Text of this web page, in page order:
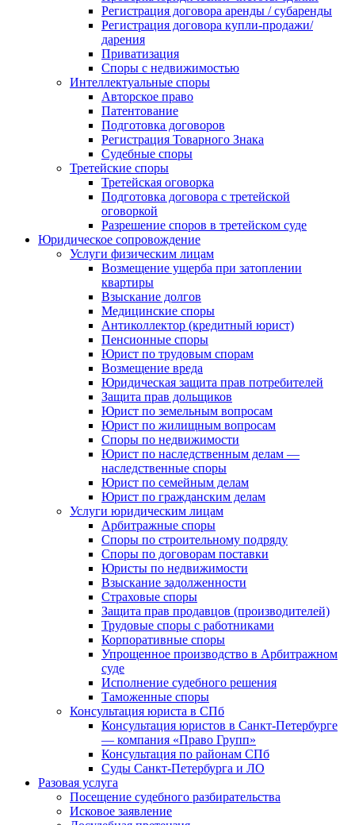
Регистрация договора аренды / субаренды
Регистрация договора купли-продажи/
дарения
Приватизация
Cпоры с недвижимостью
Интеллектуальные споры
Авторское право
Патентование
Подготовка договоров
Регистрация Товарного Знака
Судебные споры
Третейские споры
Третейская оговорка
Подготовка договора с третейской
оговоркой
Разрешение споров в третейском суде
Юридическое сопровождение
Услуги физическим лицам
Возмещение ущерба при затоплении
квартиры
Взыскание долгов
Медицинские споры
Антиколлектор (кредитный юрист)
Пенсионные споры
Юрист по трудовым спорам
Возмещение вреда
Юридическая защита прав потребителей
Защита прав дольщиков
Юрист по земельным вопросам
Юрист по жилищным вопросам
Споры по недвижимости
Юрист по наследственным делам —
наследственные споры
Юрист по семейным делам
Юрист по гражданским делам
Услуги юридическим лицам
Арбитражные споры
Споры по строительному подряду
Споры по договорам поставки
Юристы по недвижимости
Взыскание задолженности
Страховые споры
Защита прав продавцов (производителей)
Трудовые споры с работниками
Корпоративные споры
Упрощенное производство в Арбитражном
суде
Исполнение судебного решения
Таможенные споры
Консультация юриста в СПб
Консультация юристов в Санкт-Петербурге
— компания «Право Групп»
Консультация по районам СПб
Суды Санкт-Петербурга и ЛО
Разовая услуга
Посещение судебного разбирательства
Исковое заявление